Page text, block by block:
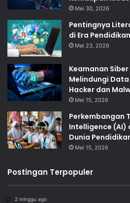
Mei 30, 2026
Pentingnya
di Era
Mei 23, 2026
Keamanan
Melindungi
Hacker dan
Mei 15, 2026
Perkembangan
Intelligence (AI)
Dunia
Mei 15, 2026
Postingan Terpopuler
2 minggu ago